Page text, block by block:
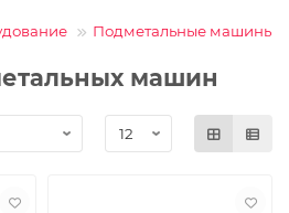
Подметальные машины
машин